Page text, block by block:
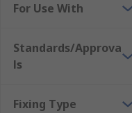
For Use With
Standards/Approva
ls
Fixing Type